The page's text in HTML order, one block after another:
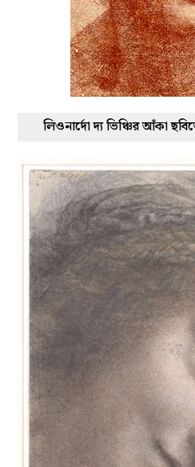
লিওনার্দো দ্য ভিঞ্চির আঁকা